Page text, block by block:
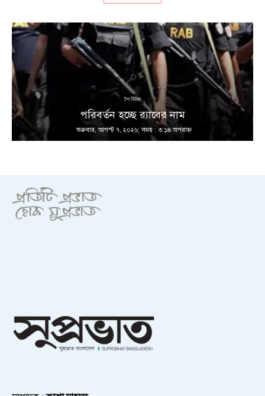
টপ নিউজ
পরিবর্তন হচ্ছে র‌্যাবের নাম
শুক্রবার, আগস্ট ৭, ২০২৬; সময় : ৩:১৪ অপরাহ্ণ